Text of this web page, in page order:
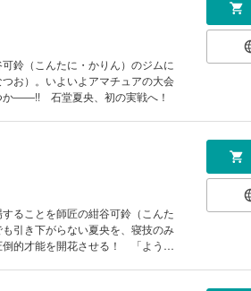
鈴（こんたに・かりん）のジムに
お）。いよいよアマチュアの大会
か――!! 石堂夏央、初の実戦へ！
ることを師匠の紺谷可鈴（こんた
引き下がらない夏央を、寝技のみ
倒的才能を開花させる！ 「ようや